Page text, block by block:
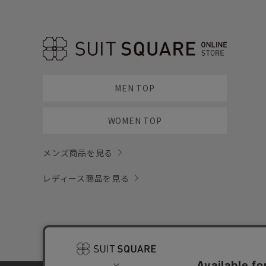
MEN TOP
WOMEN TOP
メンズ商品を見る
レディース商品を見る